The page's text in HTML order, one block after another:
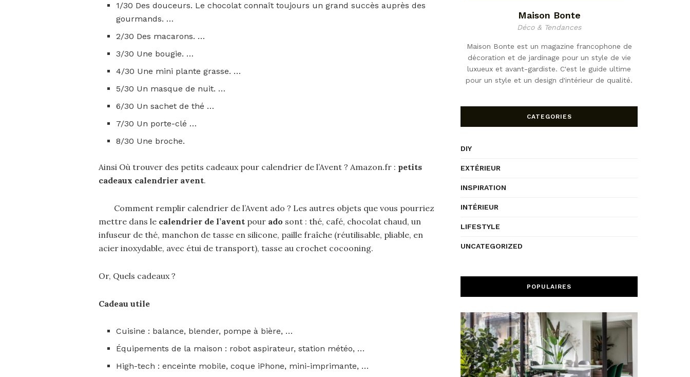
1/30 Des douceurs. Le chocolat connaît toujours un grand succès auprès des
gourmands. …
2/30 Des macarons. …
3/30 Une bougie. …
4/30 Une mini plante grasse. …
5/30 Un masque de nuit. …
6/30 Un sachet de thé …
7/30 Un porte-clé …
8/30 Une broche.
Ainsi Où trouver des petits cadeaux pour calendrier de l’Avent ? Amazon.fr : petits
cadeaux calendrier avent.
Comment remplir calendrier de l’Avent ado ? Les autres objets que vous pourriez
mettre dans le calendrier de l’avent pour ado sont : thé, café, chocolat chaud, un
infuseur de thé, manchon de tasse en silicone, paille fraîche (réutilisable, pliable, en
acier inoxydable, avec étui de transport), tasse au crochet cocooning.
Or, Quels cadeaux ?
Cadeau utile
Cuisine : balance, blender, pompe à bière, …
Équipements de la maison : robot aspirateur, station météo, …
High-tech : enceinte mobile, coque iPhone, mini-imprimante, …
Maison Bonte
Déco & Tendances
Maison Bonte est un magazine francophone de
décoration et de jardinage pour un style de vie
luxueux et avant-gardiste. C'est le guide ultime
pour un style et un design d'intérieur de qualité.
CATEGORIES
DIY
EXTÉRIEUR
INSPIRATION
INTÉRIEUR
LIFESTYLE
UNCATEGORIZED
POPULAIRES